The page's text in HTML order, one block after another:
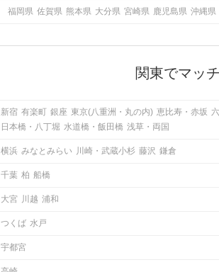
福岡県 佐賀県 熊本県 大分県 宮崎県 鹿児島県 沖縄県
関東でマッ
新宿 有楽町 銀座 東京(八重洲・丸の内) 恵比寿・赤坂
日本橋・八丁堀 水道橋・飯田橋 浅草・両国
横浜 みなとみらい 川崎・武蔵小杉 藤沢 鎌倉
千葉 柏 船橋
大宮 川越 浦和
つくば 水戸
宇都宮